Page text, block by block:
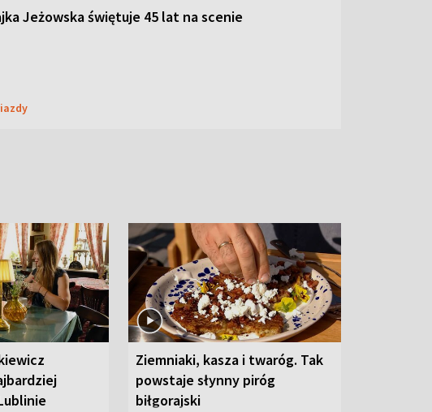
Jeżowska świętuje 45 lat na scenie
Ziemniaki, kasza i twaróg. Tak
powstaje słynny piróg
biłgorajski